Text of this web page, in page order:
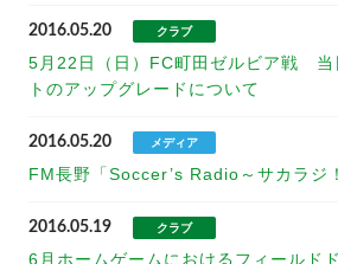
2016.05.20 クラブ
5月22日（日）FC町田ゼルビア戦 当
トのアップグレードについて
2016.05.20 メディア
FM長野「Soccer’s Radio～サカラジ
2016.05.19 クラブ
6月ホームゲームにおけるフィールド